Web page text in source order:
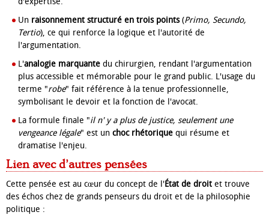
Un raisonnement structuré en trois points(Primo, Secundo,
Tertio), ce qui renforce la logique et l'autorité de
l'argumentation.
L'analogie marquante du chirurgien, rendant l'argumentation
plus accessible et mémorable pour le grand public. L'usage du
terme "robe" fait référence à la tenue professionnelle,
symbolisant le devoir et la fonction de l'avocat.
La formule finale "il n' y a plus de justice, seulement une
vengeance légale" est un choc rhétorique qui résume et
dramatise l'enjeu.
Lien avec d’autres pensées
Cette pensée est au cœur du concept de l'État de droit et trouve
des échos chez de grands penseurs du droit et de la philosophie
politique :